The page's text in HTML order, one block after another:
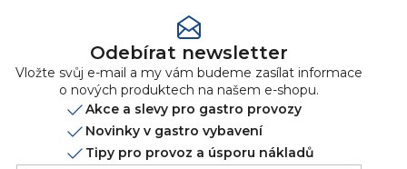
Odebírat newsletter
Vložte svůj e-mail a my vám budeme zasílat informace
o nových produktech na našem e-shopu.
Akce a slevy pro gastro provozy
Novinky v gastro vybavení
Tipy pro provoz a úsporu nákladů